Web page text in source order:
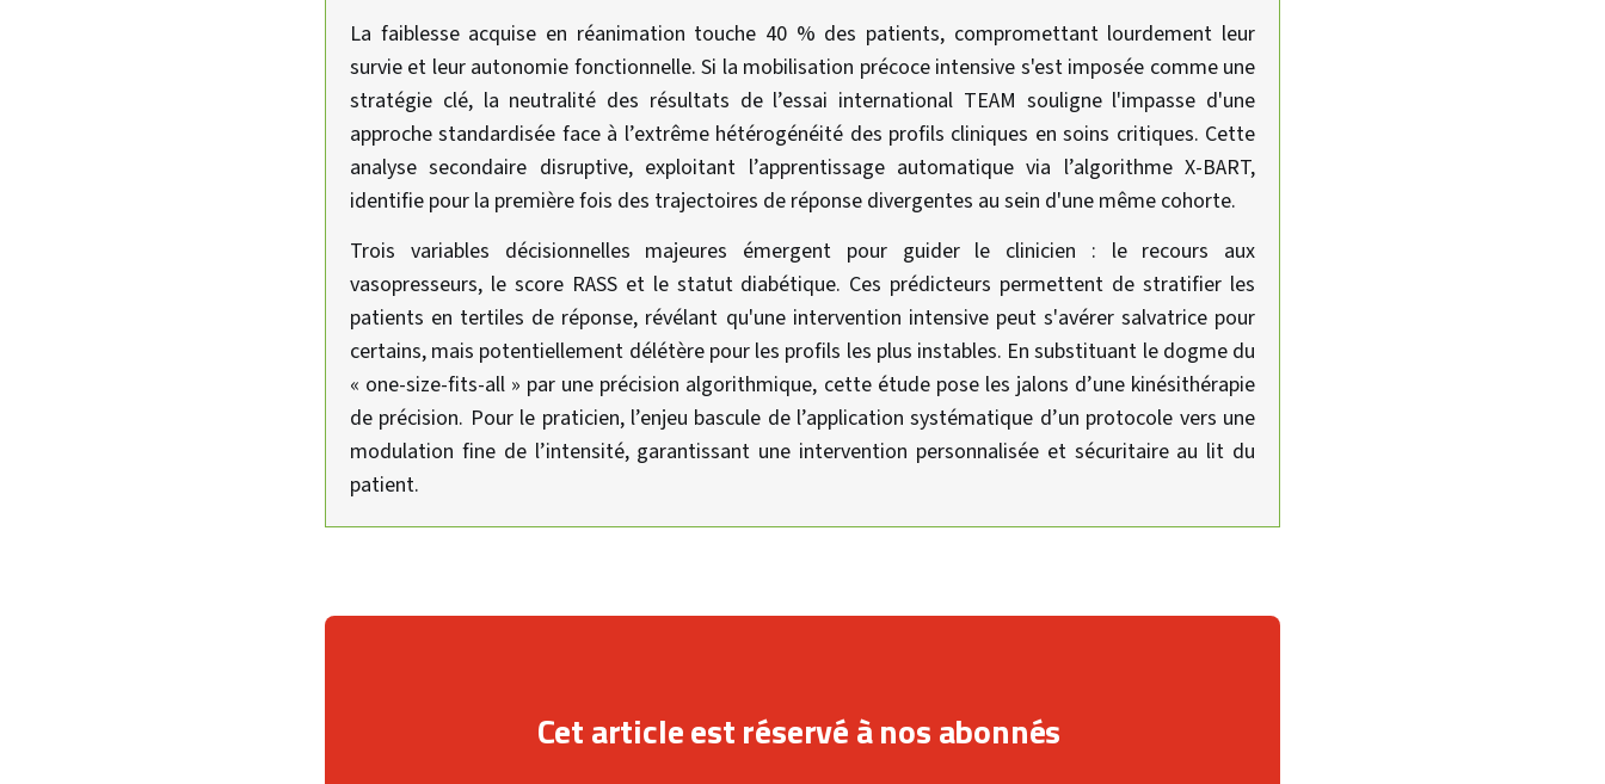
La faiblesse acquise en réanimation touche 40 % des patients, compromettant lourdement leur
survie et leur autonomie fonctionnelle. Si la mobilisation précoce intensive s'est imposée comme une
stratégie clé, la neutralité des résultats de l’essai international TEAM souligne l'impasse d'une
approche standardisée face à l’extrême hétérogénéité des profils cliniques en soins critiques. Cette
analyse secondaire disruptive, exploitant l’apprentissage automatique via l’algorithme X-BART,
identifie pour la première fois des trajectoires de réponse divergentes au sein d'une même cohorte.
Trois variables décisionnelles majeures émergent pour guider le clinicien : le recours aux
vasopresseurs, le score RASS et le statut diabétique. Ces prédicteurs permettent de stratifier les
patients en tertiles de réponse, révélant qu'une intervention intensive peut s'avérer salvatrice pour
certains, mais potentiellement délétère pour les profils les plus instables. En substituant le dogme du
« one-size-fits-all » par une précision algorithmique, cette étude pose les jalons d’une kinésithérapie
de précision. Pour le praticien, l’enjeu bascule de l’application systématique d’un protocole vers une
modulation fine de l’intensité, garantissant une intervention personnalisée et sécuritaire au lit du
patient.
Cet article est réservé à nos abonnés